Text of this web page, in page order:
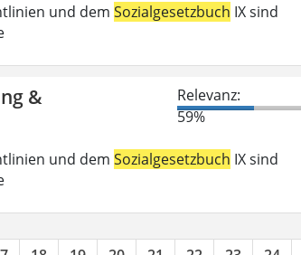
und dem Sozialgesetzbuch IX sind
&
Relevanz:
59%
und dem Sozialgesetzbuch IX sind